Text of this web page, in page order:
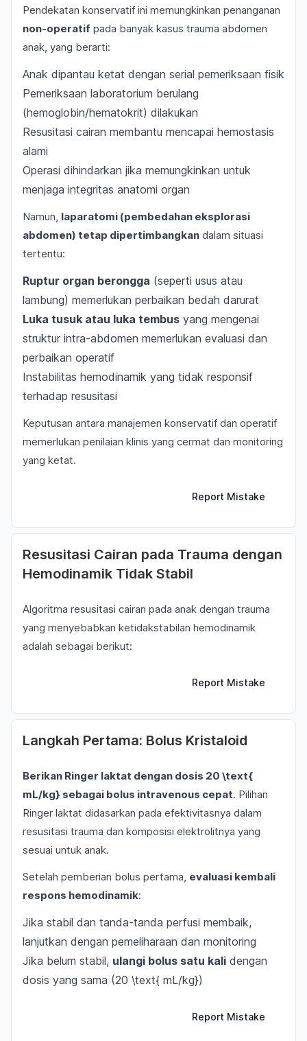
Pendekatan konservatif ini memungkinkan penanganan
non-operatif pada banyak kasus trauma abdomen
anak, yang berarti:
Anak dipantau ketat dengan serial pemeriksaan fisik
Pemeriksaan laboratorium berulang
(hemoglobin/hematokrit) dilakukan
Resusitasi cairan membantu mencapai hemostasis
alami
Operasi dihindarkan jika memungkinkan untuk
menjaga integritas anatomi organ
Namun, laparatomi (pembedahan eksplorasi
abdomen) tetap dipertimbangkan dalam situasi
tertentu:
Ruptur organ berongga (seperti usus atau
lambung) memerlukan perbaikan bedah darurat
Luka tusuk atau luka tembus yang mengenai
struktur intra-abdomen memerlukan evaluasi dan
perbaikan operatif
Instabilitas hemodinamik yang tidak responsif
terhadap resusitasi
Keputusan antara manajemen konservatif dan operatif
memerlukan penilaian klinis yang cermat dan monitoring
yang ketat.
Report Mistake
Resusitasi Cairan pada Trauma dengan
Hemodinamik Tidak Stabil
Algoritma resusitasi cairan pada anak dengan trauma
yang menyebabkan ketidakstabilan hemodinamik
adalah sebagai berikut:
Report Mistake
Langkah Pertama: Bolus Kristaloid
Berikan Ringer laktat dengan dosis 20 \text{
mL/kg} sebagai bolus intravenous cepat. Pilihan
Ringer laktat didasarkan pada efektivitasnya dalam
resusitasi trauma dan komposisi elektrolitnya yang
sesuai untuk anak.
Setelah pemberian bolus pertama, evaluasi kembali
respons hemodinamik:
Jika stabil dan tanda-tanda perfusi membaik,
lanjutkan dengan pemeliharaan dan monitoring
Jika belum stabil, ulangi bolus satu kali dengan
dosis yang sama (20 \text{ mL/kg})
Report Mistake